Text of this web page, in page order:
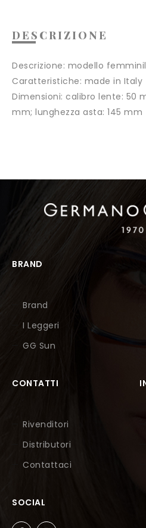
DESCRIZIONE
Descrizione: modello
Caratteristiche: made in Italy
Dimensioni: calibro lente: 50
mm; lunghezza asta: 145 mm
BRAND
Brand
I Leggeri
GG Sun
CONTATTI
Rivenditori
Distributori
Contattaci
SOCIAL